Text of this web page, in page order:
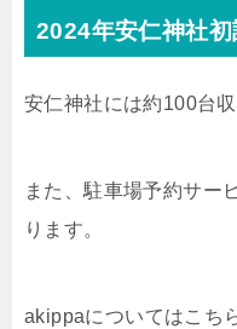
2024年安仁神社
安仁神社には約100台
また、駐車場予約サー
ります。
akippaについてはこち